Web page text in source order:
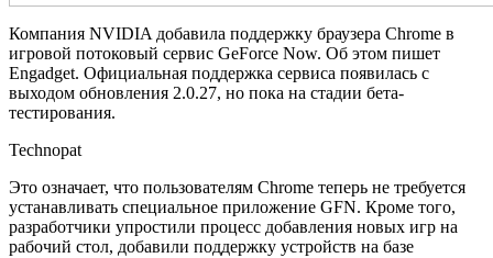
Компания NVIDIA добавила поддержку браузера Chrome в
игровой потоковый сервис GeForce Now. Об этом пишет
Engadget. Официальная поддержка сервиса появилась с
выходом обновления 2.0.27, но пока на стадии бета-
тестирования.
Technopat
Это означает, что пользователям Chrome теперь не требуется
устанавливать специальное приложение GFN. Кроме того,
разработчики упростили процесс добавления новых игр на
рабочий стол, добавили поддержку устройств на базе